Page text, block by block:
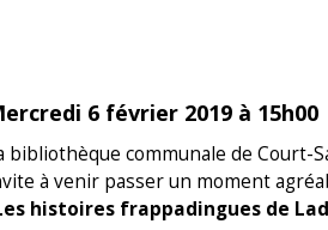
6 février 2019 à 15h00
bibliothèque communale de Court-
à venir passer un moment
histoires frappadingues de